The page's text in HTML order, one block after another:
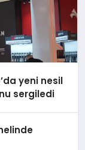
yeni nesil
sergiledi